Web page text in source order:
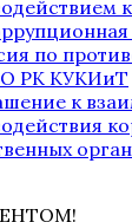
по
РК КУКИиТ
к